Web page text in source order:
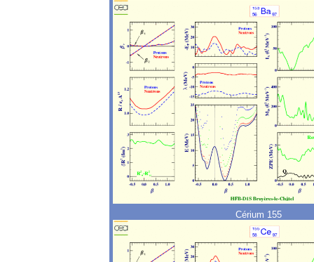
Cérium 155